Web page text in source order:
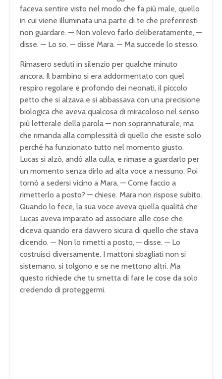
faceva sentire visto nel modo che fa più male, quello
in cui viene illuminata una parte di te che preferiresti
non guardare. — Non volevo farlo deliberatamente, —
disse. — Lo so, — disse Mara. — Ma succede lo stesso.
Rimasero seduti in silenzio per qualche minuto
ancora. Il bambino si era addormentato con quel
respiro regolare e profondo dei neonati, il piccolo
petto che si alzava e si abbassava con una precisione
biologica che aveva qualcosa di miracoloso nel senso
più letterale della parola — non soprannaturale, ma
che rimanda alla complessità di quello che esiste solo
perché ha funzionato tutto nel momento giusto.
Lucas si alzò, andò alla culla, e rimase a guardarlo per
un momento senza dirlo ad alta voce a nessuno. Poi
tornò a sedersi vicino a Mara. — Come faccio a
rimetterlo a posto? — chiese. Mara non rispose subito.
Quando lo fece, la sua voce aveva quella qualità che
Lucas aveva imparato ad associare alle cose che
diceva quando era davvero sicura di quello che stava
dicendo. — Non lo rimetti a posto, — disse. — Lo
costruisci diversamente. I mattoni sbagliati non si
sistemano, si tolgono e se ne mettono altri. Ma
questo richiede che tu smetta di fare le cose da solo
credendo di proteggermi.